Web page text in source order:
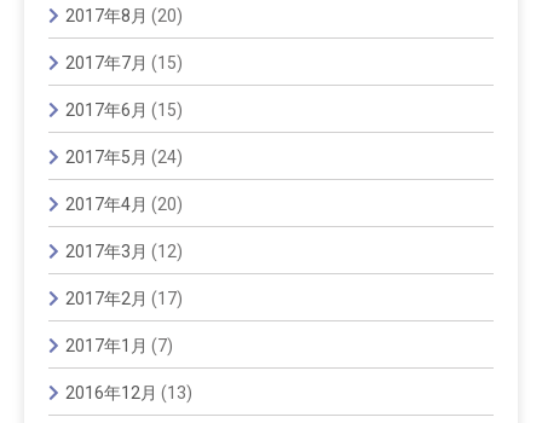
2017年8月 (20)
2017年7月 (15)
2017年6月 (15)
2017年5月 (24)
2017年4月 (20)
2017年3月 (12)
2017年2月 (17)
2017年1月 (7)
2016年12月 (13)